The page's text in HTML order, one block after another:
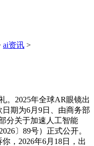
ai资讯 >
2025年全球AR眼镜出
期为6月9日、由商务部
分关于加速人工智能
〕89号）正式公开。
，2026年6月18日，出